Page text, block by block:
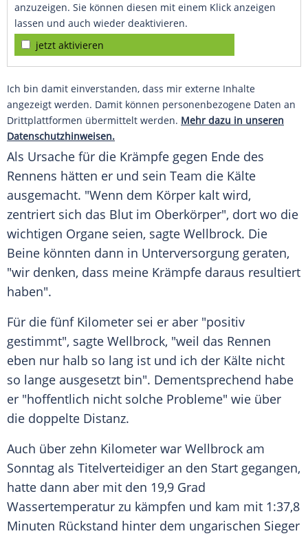
anzuzeigen. Sie können diesen mit einem Klick anzeigen
lassen und auch wieder deaktivieren.
jetzt aktivieren
Ich bin damit einverstanden, dass mir externe Inhalte
angezeigt werden. Damit können personenbezogene Daten an
Drittplattformen übermittelt werden. Mehr dazu in unseren
Datenschutzhinweisen.
Als Ursache für die Krämpfe gegen Ende des
Rennens hätten er und sein Team die Kälte
ausgemacht. "Wenn dem Körper kalt wird,
zentriert sich das Blut im Oberkörper", dort wo die
wichtigen Organe seien, sagte Wellbrock. Die
Beine könnten dann in Unterversorgung geraten,
"wir denken, dass meine Krämpfe daraus resultiert
haben".
Für die fünf Kilometer sei er aber "positiv
gestimmt", sagte Wellbrock, "weil das Rennen
eben nur halb so lang ist und ich der Kälte nicht
so lange ausgesetzt bin". Dementsprechend habe
er "hoffentlich nicht solche Probleme" wie über
die doppelte Distanz.
Auch über zehn Kilometer war Wellbrock am
Sonntag als Titelverteidiger an den Start gegangen,
hatte dann aber mit den 19,9 Grad
Wassertemperatur zu kämpfen und kam mit 1:37,8
Minuten Rückstand hinter dem ungarischen Sieger